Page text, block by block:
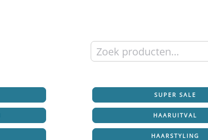
Zoeken
naar:
SUPER SALE
HAARUITVAL
HAARSTYLING